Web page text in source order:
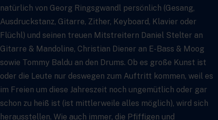
natürlich von Georg Ringsgwandl persönlich (Gesang,
Ausdruckstanz, Gitarre, Zither, Keyboard, Klavier oder
Flüchl) und seinen treuen Mitstreitern Daniel Stelter an
Gitarre & Mandoline, Christian Diener an E-Bass & Moog
sowie Tommy Baldu an den Drums. Ob es große Kunst ist
oder die Leute nur deswegen zum Auftritt kommen, weil es
im Freien um diese Jahreszeit noch ungemütlich oder gar
schon zu heiß ist (ist mittlerweile alles möglich), wird sich
herausstellen. Wie auch immer, die Pfiffigen und